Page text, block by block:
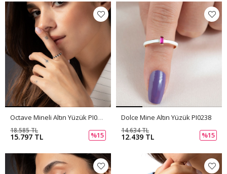
Octave Mineli Altın Yüzük PI0239
15.797 TL
18.585 TL
%15
Dolce Mine Altın Yüzük PI0238
12.439 TL
14.634 TL
%15